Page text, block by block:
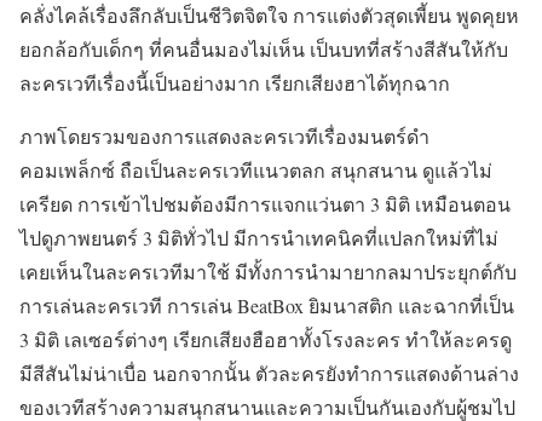
คลั่งไคล้เรื่องลึกลับเป็นชีวิตจิตใจ การแต่งตัวสุดเพี้ยน พูดคุยห
ยอกล้อกับเด็กๆ ที่คนอื่นมองไม่เห็น เป็นบทที่สร้างสีสันให้กับ
ละครเวทีเรื่องนี้เป็นอย่างมาก เรียกเสียงฮาได้ทุกฉาก
ภาพโดยรวมของการแสดงละครเวทีเรื่องมนตร์ดำ
คอมเพล็กซ์ ถือเป็นละครเวทีแนวตลก สนุกสนาน ดูแล้วไม่
เครียด การเข้าไปชมต้องมีการแจกแว่นตา 3 มิติ เหมือนตอน
ไปดูภาพยนตร์ 3 มิติทั่วไป มีการนำเทคนิคที่แปลกใหม่ที่ไม่
เคยเห็นในละครเวทีมาใช้ มีทั้งการนำมายากลมาประยุกต์กับ
การเล่นละครเวที การเล่น BeatBox ยิมนาสติก และฉากที่เป็น
3 มิติ เลเซอร์ต่างๆ เรียกเสียงฮือฮาทั้งโรงละคร ทำให้ละครดู
มีสีสันไม่น่าเบื่อ นอกจากนั้น ตัวละครยังทำการแสดงด้านล่าง
ของเวทีสร้างความสนุกสนานและความเป็นกันเองกับผู้ชมไป